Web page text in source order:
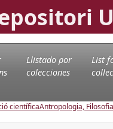
Llistado por
colecciones
List
científicaAntropologia,